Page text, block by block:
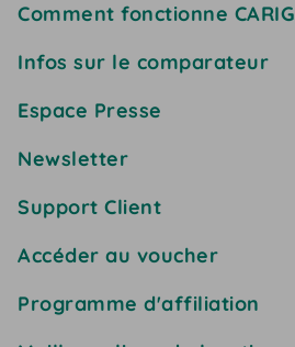
Comment fonctionne
Infos sur le comparateur
Espace Presse
Newsletter
Support Client
Accéder au voucher
Programme d'affiliation